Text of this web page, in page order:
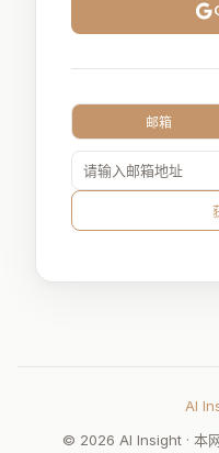
邮箱
AI
© 2026 AI Insight · 本